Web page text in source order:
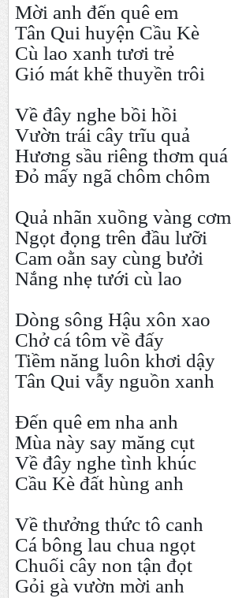
Mời anh đến quê em
Tân Qui huyện Cầu Kè
Cù lao xanh tươi trẻ
Gió mát khẽ thuyền trôi
Về đây nghe bồi hồi
Vườn trái cây trĩu quả
Hương sầu riêng thơm quá
Đỏ mấy ngã chôm chôm
Quả nhãn xuồng vàng cơm
Ngọt đọng trên đầu lưỡi
Cam oằn say cùng bưởi
Nắng nhẹ tưới cù lao
Dòng sông Hậu xôn xao
Chở cá tôm về đấy
Tiềm năng luôn khơi dậy
Tân Qui vẫy nguồn xanh
Đến quê em nha anh
Mùa này say măng cụt
Về đây nghe tình khúc
Cầu Kè đất hùng anh
Về thưởng thức tô canh
Cá bông lau chua ngọt
Chuối cây non tận đọt
Gỏi gà vườn mời anh